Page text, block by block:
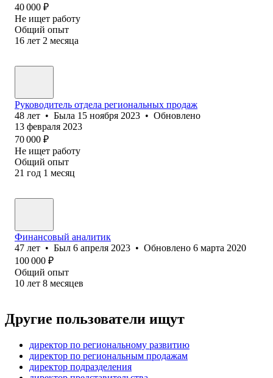
40 000 ₽
Не ищет работу
Общий опыт
16 лет 2 месяца
Руководитель отдела региональных продаж
48 лет • Была 15 ноября 2023 • Обновлено
13 февраля 2023
70 000 ₽
Не ищет работу
Общий опыт
21 год 1 месяц
Финансовый аналитик
47 лет • Был 6 апреля 2023 • Обновлено 6 марта 2020
100 000 ₽
Общий опыт
10 лет 8 месяцев
Другие пользователи ищут
директор по региональному развитию
директор по региональным продажам
директор подразделения